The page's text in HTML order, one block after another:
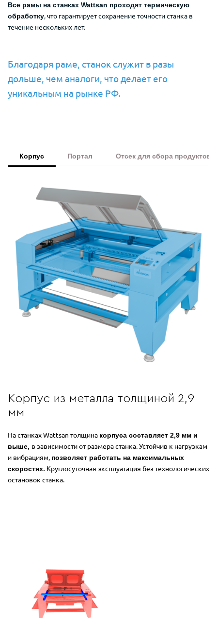
Все рамы на станках Wattsan проходят термическую
обработку , что гарантирует сохранение точности станка в
течение нескольких лет.
Благодаря раме, станок служит в разы
дольше, чем аналоги, что делает его
уникальным на рынке РФ.
Корпус Портал Отсек для сбора продуктов
Корпус из металла толщиной 2,9
мм
На станках Wattsan толщина корпуса составляет 2,9 мм и
выше, в зависимости от размера станка.Устойчив к нагрузкам
и вибрациям, позволяет работать на максимальных
скоростях. Круглосуточная эксплуатация без технологических
остановок станка.